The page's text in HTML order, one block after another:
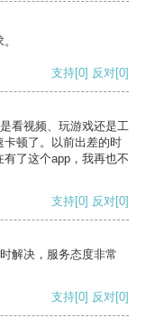
支持[0] 反对[0]
看视频、玩游戏还是工
顿了。以前出差的时
了这个app，我再也不
支持[0] 反对[0]
解决，服务态度非常
支持[0] 反对[0]